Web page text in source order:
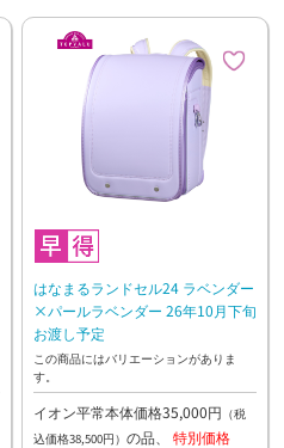
はなまるランドセル24 ラベンダー
×パールラベンダー 26年10月下旬
お渡し予定
この商品にはバリエーションがありま
す。
イオン平常本体価格35,000円 （税
込価格38,500円） の品、 特別価格